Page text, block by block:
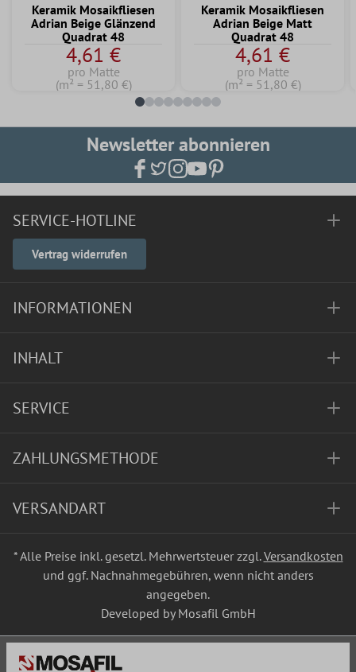
Keramik Mosaikfliesen
Adrian Beige Glänzend
Quadrat 48
4,61 €
pro Matte
(m² = 51,80 €)
Keramik Mosaikfliesen
Adrian Beige Matt
Quadrat 48
4,61 €
pro Matte
(m² = 51,80 €)
Newsletter abonnieren
SERVICE-HOTLINE
Vertrag widerrufen
INFORMATIONEN
INHALT
SERVICE
ZAHLUNGSMETHODE
VERSANDART
* Alle Preise inkl. gesetzl. Mehrwertsteuer zzgl.Versandkosten
und ggf. Nachnahmegebühren, wenn nicht anders
angegeben.
Developed by Mosafil GmbH